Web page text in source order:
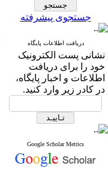
جستجوی پیشرفته
دریافت اطلاعات پایگاه
نشانی پست الکترونیک
خود را برای دریافت
اطلاعات و اخبار پایگاه،
در کادر زیر وارد کنید.
Google Scholar Metrics